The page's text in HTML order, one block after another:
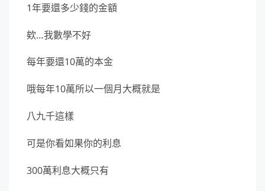
1年要還多少錢的金額
欸…我數學不好
每年要還10萬的本金
哦每年10萬所以一個月大概就是
八九千這樣
可是你看如果你的利息
300萬利息大概只有